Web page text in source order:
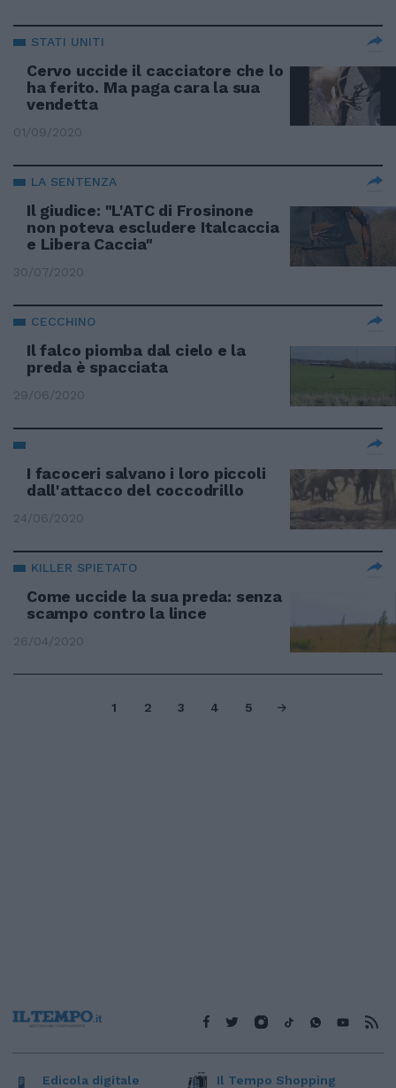
STATI UNITI
Cervo uccide il cacciatore che lo
ha ferito. Ma paga cara la sua
vendetta
01/09/2020
LA SENTENZA
Il giudice: "L'ATC di Frosinone
non poteva escludere Italcaccia
e Libera Caccia"
30/07/2020
CECCHINO
Il falco piomba dal cielo e la
preda è spacciata
29/06/2020
I facoceri salvano i loro piccoli
dall'attacco del coccodrillo
24/06/2020
KILLER SPIETATO
Come uccide la sua preda: senza
scampo contro la lince
26/04/2020
1 2 3 4 5
Edicola digitale Il Tempo Shopping